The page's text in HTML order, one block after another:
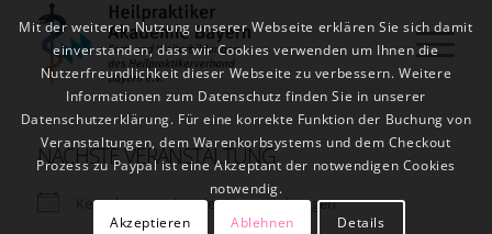
NÄCHSTE VERANSTALTUNG
Keine bevorstehenden Veranstaltungen
Mit der weiteren Nutzung unserer Webseite erklären Sie sich damit
einverstanden, dass wir Cookies verwenden um Ihnen die
Nutzerfreundlichkeit dieser Webseite zu verbessern. Weitere
Informationen zum Datenschutz finden Sie in unserer
Datenschutzerklärung. Für eine korrekte Funktion der Buchung von
Veranstaltungen, dem Warenkorbsystems und dem Checkout
Prozess zu Paypal ist eine Akzeptant der notwendigen Cookies
notwendig.
Akzeptieren
Ablehnen Details